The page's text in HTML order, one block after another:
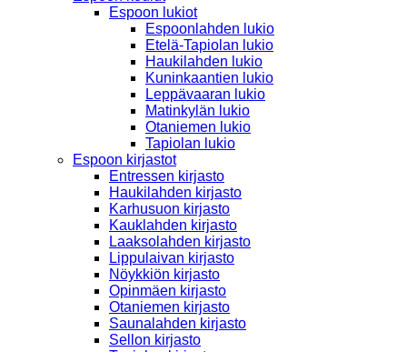
Espoon lukiot
Espoonlahden lukio
Etelä-Tapiolan lukio
Haukilahden lukio
Kuninkaantien lukio
Leppävaaran lukio
Matinkylän lukio
Otaniemen lukio
Tapiolan lukio
Espoon kirjastot
Entressen kirjasto
Haukilahden kirjasto
Karhusuon kirjasto
Kauklahden kirjasto
Laaksolahden kirjasto
Lippulaivan kirjasto
Nöykkiön kirjasto
Opinmäen kirjasto
Otaniemen kirjasto
Saunalahden kirjasto
Sellon kirjasto